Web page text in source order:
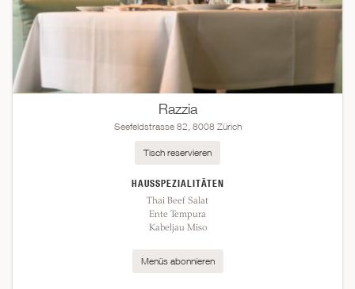
Razzia
Seefeldstrasse 82, 8008 Zürich
HAUSSPEZIALITÄTEN
Thai Beef Salat
Ente Tempura
Kabeljau Miso
Menüs abonnieren
Tisch reservieren